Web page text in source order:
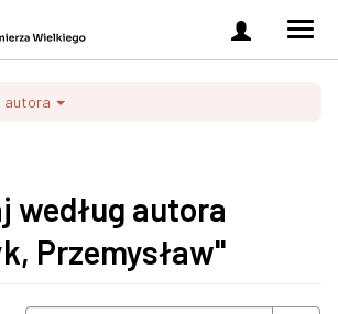
Zaloguj
się
autora
według autora
Przemysław"